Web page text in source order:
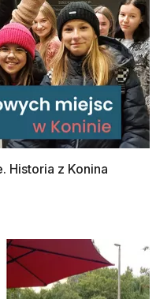
Historia z Konina